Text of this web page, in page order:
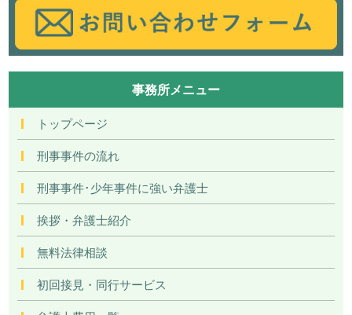
事務所メニュー
トップページ
刑事事件の流れ
刑事事件･少年事件に強い弁護士
挨拶・弁護士紹介
無料法律相談
初回接見・同行サービス